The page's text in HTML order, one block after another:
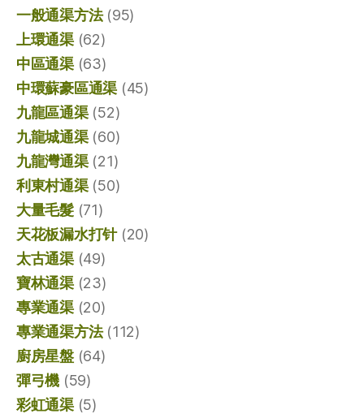
一般通渠方法(95)
上環通渠(62)
中區通渠(63)
中環蘇豪區通渠 (45)
九龍區通渠(52)
九龍城通渠(60)
九龍灣通渠(21)
利東村通渠(50)
大量毛髮(71)
天花板漏水打针(20)
太古通渠(49)
寶林通渠(23)
專業通渠(20)
專業通渠方法(112)
廚房星盤(64)
彈弓機 (59)
彩虹通渠(5)